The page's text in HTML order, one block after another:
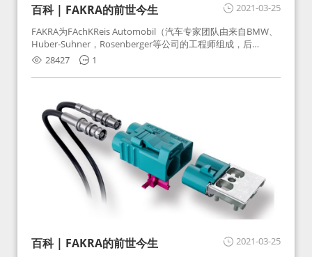
2021-03-25
百科 | FAKRA的前世今生
FAKRA为FAchKReis Automobil（汽车专家团队由来自BMW、
Huber-Suhner，Rosenberger等公司的工程师组成，后
Huber-Suhner相关连接器业务及技术在2010年并入
Rosenberger）缩写。起初为BMW需求用于车载收音机天线连
接，如今FAKRA已成为汽车行业通用标准的射频连接器，被业
28427 1
2021-03-25
百科 | FAKRA的前世今生